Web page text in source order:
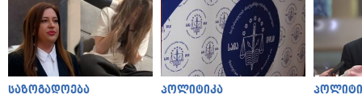
საზოგადოება პოლიტიკა